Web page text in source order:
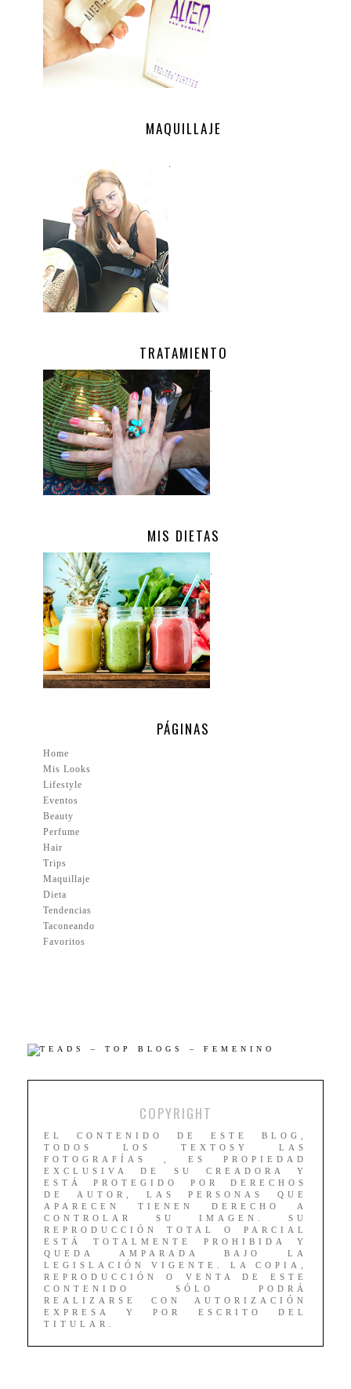
MAQUILLAJE
.
TRATAMIENTO
.
MIS DIETAS
.
PÁGINAS
Home
Mis Looks
Lifestyle
Eventos
Beauty
Perfume
Hair
Trips
Maquillaje
Dieta
Tendencias
Taconeando
Favoritos
COPYRIGHT
EL CONTENIDO DE ESTE BLOG,
TODOS LOS TEXTOSY LAS
FOTOGRAFÍAS , ES PROPIEDAD
EXCLUSIVA DE SU CREADORA Y
ESTÁ PROTEGIDO POR DERECHOS
DE AUTOR, LAS PERSONAS QUE
APARECEN TIENEN DERECHO A
CONTROLAR SU IMAGEN. SU
REPRODUCCIÓN TOTAL O PARCIAL
ESTÁ TOTALMENTE PROHIBIDA Y
QUEDA AMPARADA BAJO LA
LEGISLACIÓN VIGENTE. LA COPIA,
REPRODUCCIÓN O VENTA DE ESTE
CONTENIDO SÓLO PODRÁ
REALIZARSE CON AUTORIZACIÓN
EXPRESA Y POR ESCRITO DEL
TITULAR.